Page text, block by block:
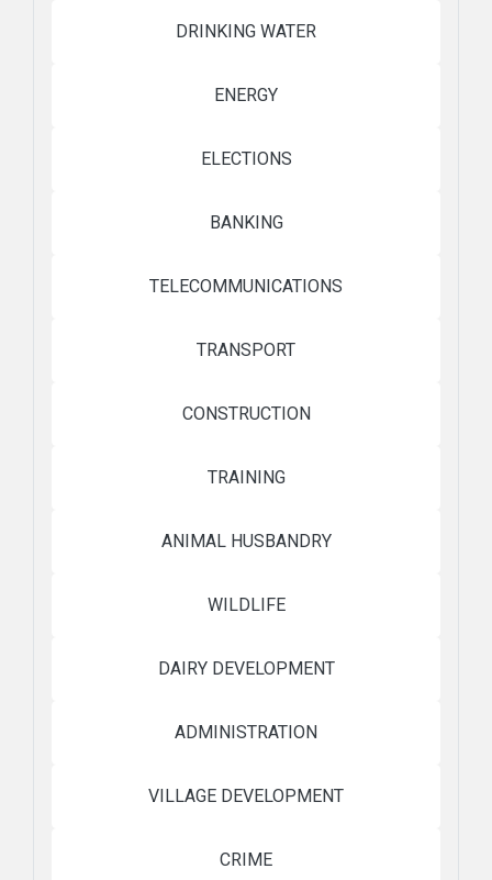
DRINKING WATER
ENERGY
ELECTIONS
BANKING
TELECOMMUNICATIONS
TRANSPORT
CONSTRUCTION
TRAINING
ANIMAL HUSBANDRY
WILDLIFE
DAIRY DEVELOPMENT
ADMINISTRATION
VILLAGE DEVELOPMENT
CRIME